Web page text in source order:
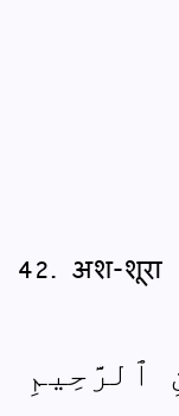
42. अश-शूरा